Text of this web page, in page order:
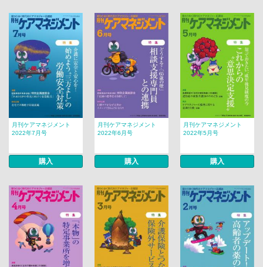
月刊ケアマネジメント
2022年7月号
購入
月刊ケアマネジメント
2022年6月号
購入
月刊ケアマネジメント
2022年5月号
購入